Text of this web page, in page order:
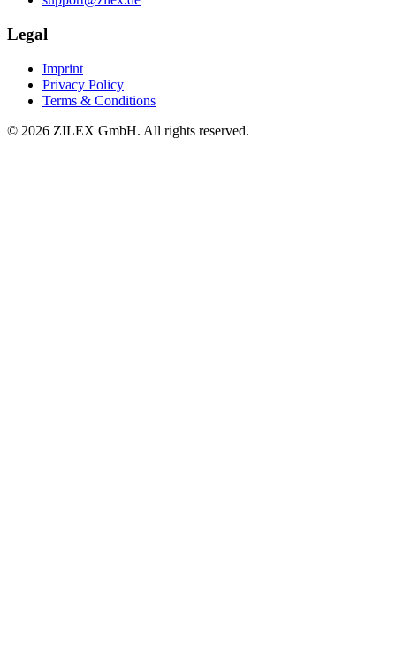
Legal
Imprint
Privacy Policy
Terms & Conditions
© 2026 ZILEX GmbH. All rights reserved.